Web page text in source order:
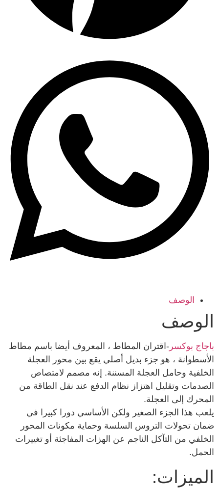
الوصف
الوصف
باجاج بوكسر -اقتران المطاط ، المعروف أيضا باسم مطاط
الأسطوانة ، هو جزء بديل أصلي يقع بين محور العجلة
الخلفية وحامل العجلة المسننة. إنه مصمم لامتصاص
الصدمات وتقليل اهتزاز نظام الدفع عند نقل الطاقة من
المحرك إلى العجلة.
يلعب هذا الجزء الصغير ولكن الأساسي دورا كبيرا في
ضمان تحولات التروس السلسة وحماية مكونات المحور
الخلفي من التآكل الناجم عن الهزات المفاجئة أو تغييرات
الحمل.
الميزات: